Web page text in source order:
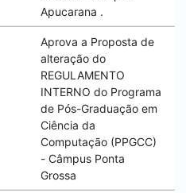
Apucarana .
Aprova a Proposta de
alteração do
REGULAMENTO
INTERNO do Programa
de Pós-Graduação em
Ciência da
Computação (PPGCC)
- Câmpus Ponta
Grossa